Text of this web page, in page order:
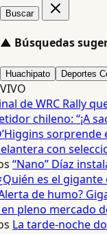
Buscar
▲ Búsquedas
Huachipato Deportes
VIVO
de WRC Rally
chileno: “¡A
sorprende
con
“Nano” Díaz
es el gigante
de humo?
pleno mercado
La tarde-noche